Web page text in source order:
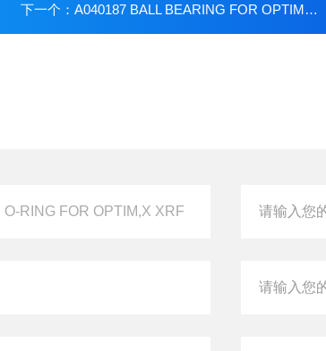
下一个： A040187 BALL BEARING FOR OPTIM,X XRF